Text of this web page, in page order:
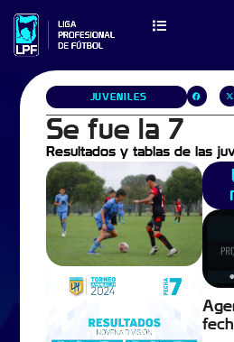
JUVENILES
Se fue la 7
Resultados y tablas de las